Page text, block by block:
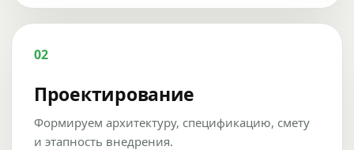
02
Проектирование
Формируем архитектуру, спецификацию, смету
и этапность внедрения.